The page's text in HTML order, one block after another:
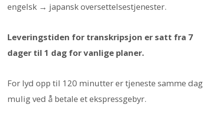
engelsk → japansk oversettelsestjenester.
Leveringstiden for transkripsjon er satt fra 7
dager til 1 dag for vanlige planer.
For lyd opp til 120 minutter er tjeneste samme dag
mulig ved å betale et ekspressgebyr.